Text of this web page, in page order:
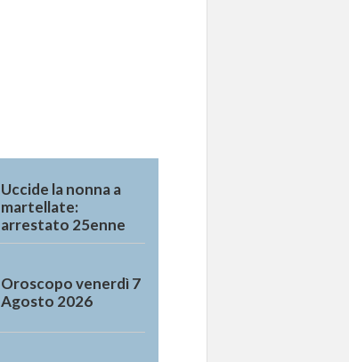
Uccide la nonna a
martellate:
arrestato 25enne
Oroscopo venerdì 7
Agosto 2026